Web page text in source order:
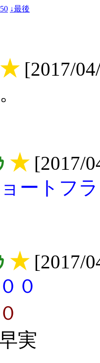
↓最後
★[2017/
★[2017/
ートフ
★[2017/
０
実